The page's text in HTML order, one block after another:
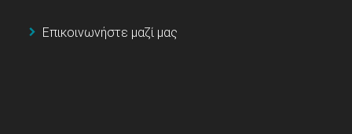
Επικοινωνήστε μαζί μας